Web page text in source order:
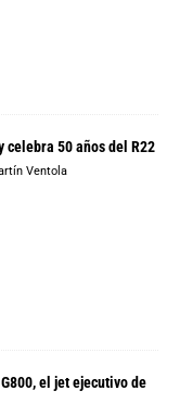
celebra 50 años del R22
Ventola
el jet ejecutivo de